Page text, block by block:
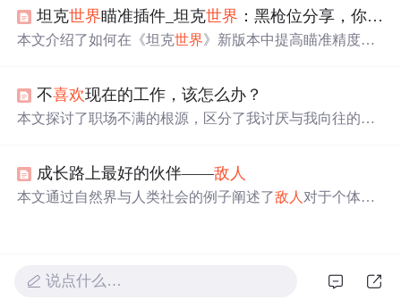
世界、收集资源并自制地图。
坦克世界瞄准插件_坦克世界 ：黑枪位分享，你是一个合格的狙击手吗？
本文介绍了如何在《坦克世界》新版本中提高瞄准精度，
和布拉格的地图战术。通过这些方法，玩家可以更有效地
在战斗中找到和打击敌人。
不喜欢现在的工作，该怎么办？
本文探讨了职场不满的根源，区分了我讨厌与我向往的心
性。成长路上最好的伙伴——敌人
本文通过自然界与人类社会的例子阐述了敌人对于个体与
说点什么…